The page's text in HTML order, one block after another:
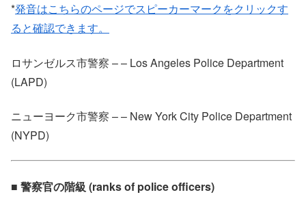
*発音はこちらのページでスピーカーマークをクリックす
ると確認できます。
ロサンゼルス市警察 – – Los Angeles Police Department
(LAPD)
ニューヨーク市警察 – – New York City Police Department
(NYPD)
■ 警察官の階級 (ranks of police officers)